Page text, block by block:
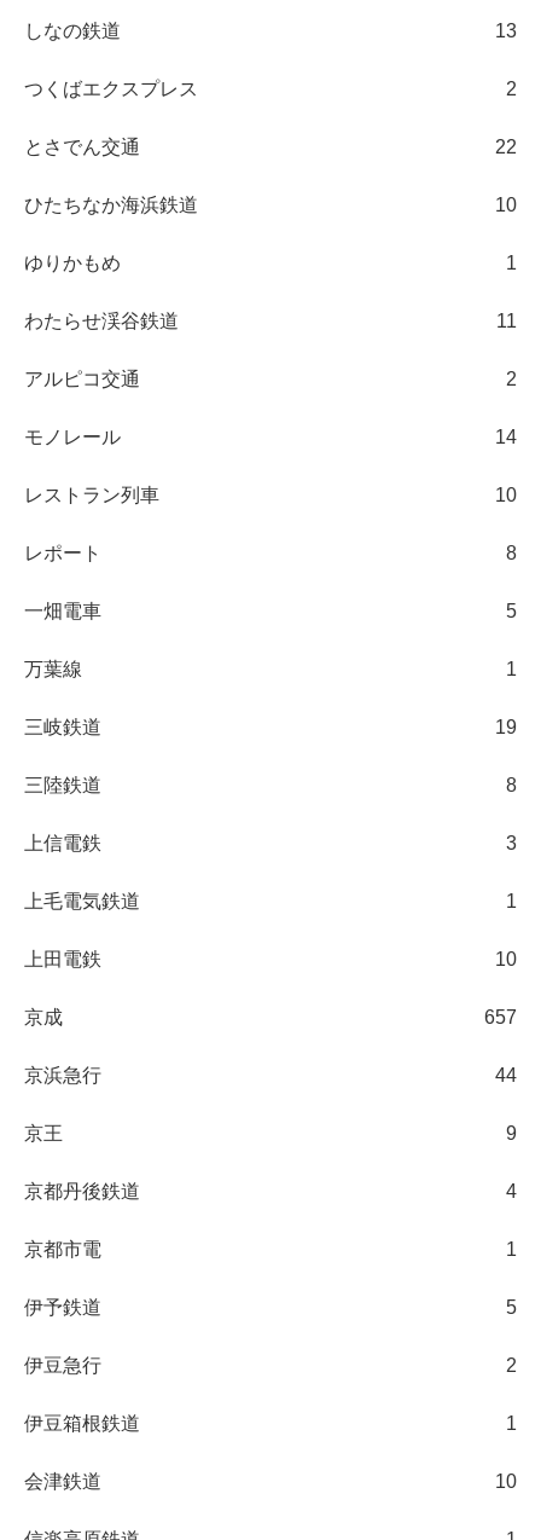
しなの鉄道 13
つくばエクスプレス 2
とさでん交通 22
ひたちなか海浜鉄道 10
ゆりかもめ 1
わたらせ渓谷鉄道 11
アルピコ交通 2
モノレール 14
レストラン列車 10
レポート 8
一畑電車 5
万葉線 1
三岐鉄道 19
三陸鉄道 8
上信電鉄 3
上毛電気鉄道 1
上田電鉄 10
京成 657
京浜急行 44
京王 9
京都丹後鉄道 4
京都市電 1
伊予鉄道 5
伊豆急行 2
伊豆箱根鉄道 1
会津鉄道 10